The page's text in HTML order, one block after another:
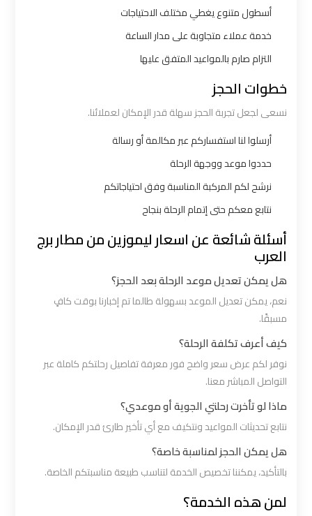
أسطول متنوع يغطي مختلف الاحتياجات
خدمة عملاء متجاوبة على مدار الساعة
التزام صارم بالمواعيد المتفق عليها
خطوات الحجز
نسعى لجعل تجربة الحجز سهلة قدر الإمكان لعملائنا.
أرسلوا لنا استفساركم عبر مكالمة أو رسالة
حددوا موعد ووجهة الرحلة
نرشح لكم المركبة المناسبة وفق احتياجاتكم
نتابع معكم حتى إتمام الرحلة بنجاح
أسئلة شائعة عن اسعار ليموزين من مطار برج
العرب
هل يمكن تعديل موعد الرحلة بعد الحجز؟
نعم، يمكن تعديل الموعد بسهولة طالما تم إخبارنا بوقت كافٍ
مسبقًا.
كيف أعرف تكلفة الرحلة؟
نوفر لكم عرض سعر واضح فور معرفة تفاصيل رحلتكم كاملة عبر
التواصل المباشر معنا.
ماذا لو تأخرت رحلتي الجوية أو موعدي؟
نتابع تحديثات المواعيد ونتكيف مع أي تأخير طارئ قدر الإمكان.
هل يمكن الحجز لمناسبة خاصة؟
بالتأكيد، يمكننا تخصيص الخدمة لتناسب طبيعة مناسبتكم الخاصة.
لمن هذه الخدمة؟
أسعار
ليموزين
القاهرة
اسكندرية
ليموزين
العرب
مرسي